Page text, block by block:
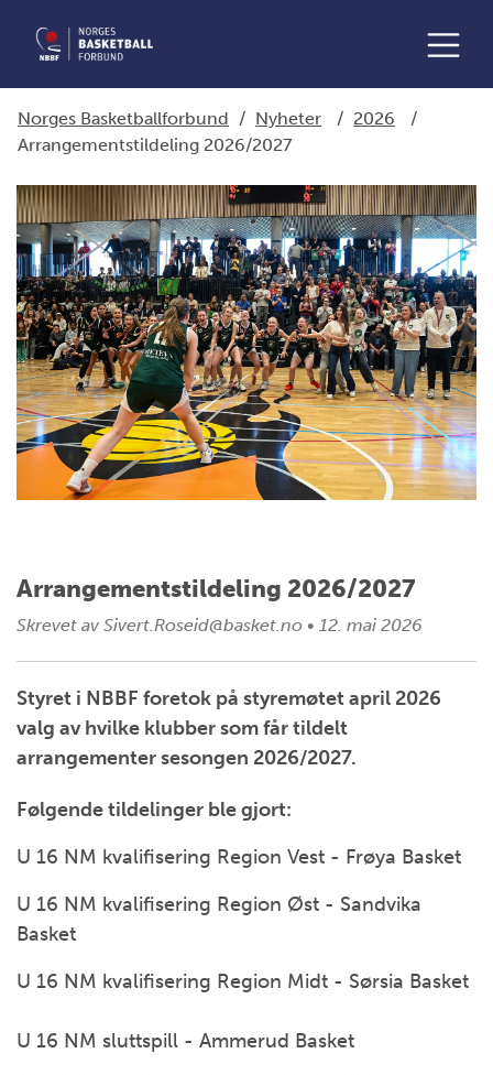
Norges Basketballforbund / Nyheter / 2026
/
Arrangementstildeling 2026/2027
Arrangementstildeling 2026/2027
Skrevet av Sivert.Roseid@basket.no • 12. mai 2026
Styret i NBBF foretok på styremøtet april 2026
valg av hvilke klubber som får tildelt
arrangementer sesongen 2026/2027.
Følgende tildelinger ble gjort:
U 16 NM kvalifisering Region Vest - Frøya Basket
U 16 NM kvalifisering Region Øst - Sandvika
Basket
U 16 NM kvalifisering Region Midt - Sørsia Basket
U 16 NM sluttspill - Ammerud Basket